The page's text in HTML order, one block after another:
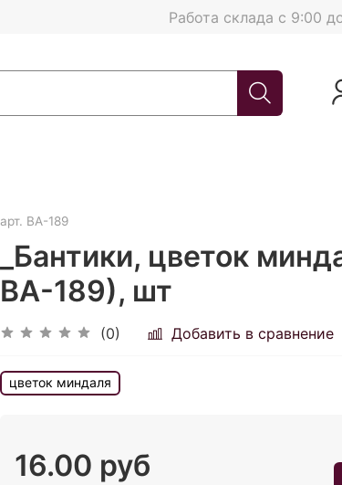
Работа склада с 9:00
арт. ВА-189
_Бантики, цветок
ВА-189), шт
(0) Добавить в сравнение
цветок миндаля
16.00 руб